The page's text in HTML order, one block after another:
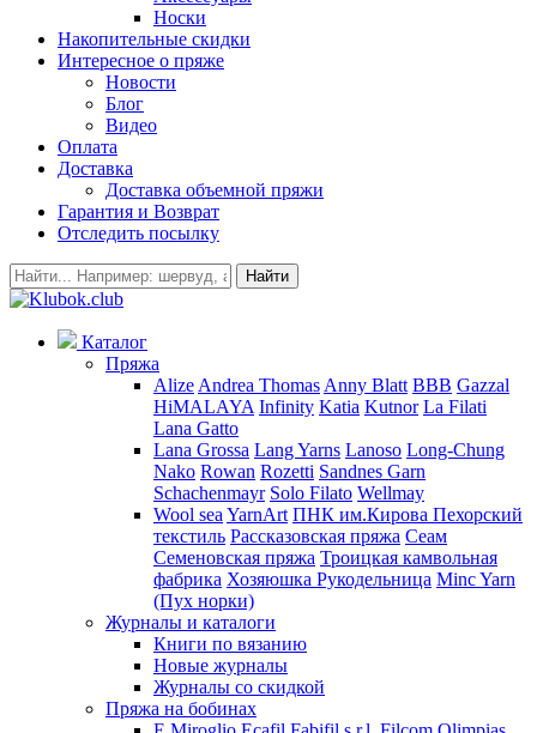
Носки
Накопительные скидки
Интересное о пряже
Новости
Блог
Видео
Оплата
Доставка
Доставка объемной пряжи
Гарантия и Возврат
Отследить посылку
Найти
Каталог
Пряжа
Alize Andrea Thomas Anny Blatt BBB Gazzal
HiMALAYA Infinity Katia Kutnor La Filati
Lana Gatto
Lana Grossa Lang Yarns Lanoso Long-Chung
Nako Rowan Rozetti Sandnes Garn
Schachenmayr Solo Filato Wellmay
Wool sea YarnArt ПНК им.Кирова Пехорский
текстиль Рассказовская пряжа Сеам
Семеновская пряжа Троицкая камвольная
фабрика Хозяюшка Рукодельница Minc Yarn
(Пух норки)
Журналы и каталоги
Книги по вязанию
Новые журналы
Журналы со скидкой
Пряжа на бобинах